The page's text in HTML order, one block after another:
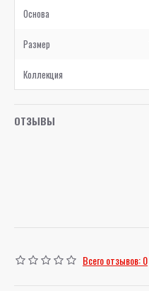
Основа
Размер
Коллекция
ОТЗЫВЫ
Всего отзывов: 0